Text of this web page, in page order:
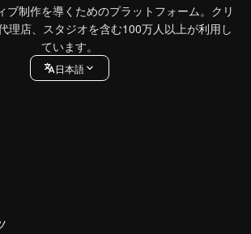
ブ制作を導くためのプラットフォーム。クリ
理店、スタジオを含む100万人以上が利用し
ています。
日本語